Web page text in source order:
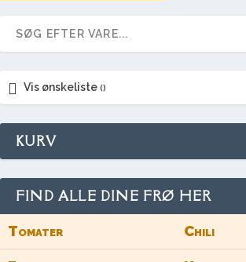
Vis ønskeliste
KURV
FIND ALLE DINE FRØ HER
Tomater Chili